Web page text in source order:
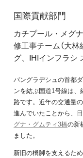
国際貢献部門
カチプール・メグ
修工事チーム（大
グ、IHIインフラシ
バングラデシュの首都
ンを結ぶ国道1号線は
路です。近年の交通量
進んでいたことから、
グナ・グムティ3橋の新
ました。
新旧の橋脚を支えるた